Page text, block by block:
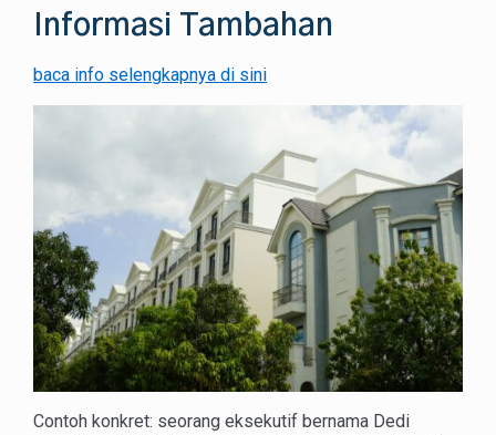
Informasi Tambahan
baca info selengkapnya di sini
Contoh konkret: seorang eksekutif bernama Dedi